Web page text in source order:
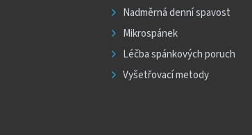
Nadměrná denní spavost
Mikrospánek
Léčba spánkových poruch
Vyšetřovací metody